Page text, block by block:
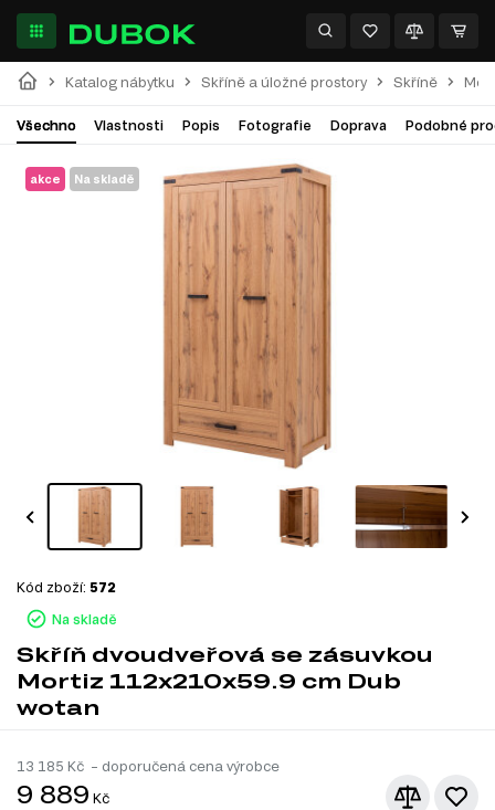
Katalog nábytku Skříně a úložné prostory Skříně
Všechno Vlastnosti Popis Fotografie Doprava Podobné
akce Na skladě
Na skladě
Kód zboží: 572
Skříň dvoudveřová se zásuvkou
Mortiz 112x210x59.9 cm Dub
wotan
13 185 Kč – doporučená cena výrobce
9 889 Kč